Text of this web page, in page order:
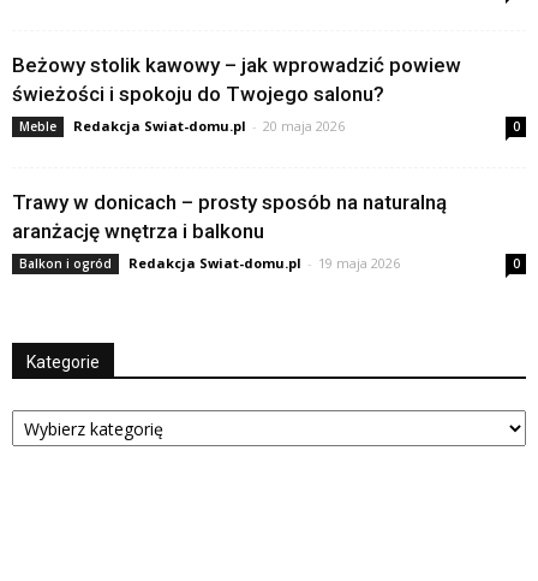
Beżowy stolik kawowy – jak wprowadzić powiew
świeżości i spokoju do Twojego salonu?
Meble Redakcja Swiat-domu.pl - 20 maja 2026 0
Trawy w donicach – prosty sposób na naturalną
aranżację wnętrza i balkonu
Balkon i ogród Redakcja Swiat-domu.pl - 19 maja 2026 0
Kategorie
Kategorie